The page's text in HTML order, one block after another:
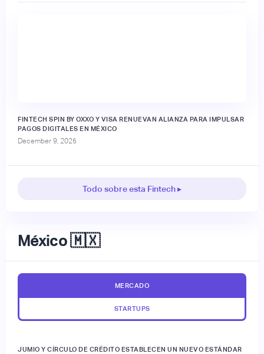
FINTECH SPIN BY OXXO Y VISA RENUEVAN ALIANZA PARA IMPULSAR
PAGOS DIGITALES EN MÉXICO
December 9, 2025
Todo sobre esta Fintech ▸
México 🇲🇽
MERCADO
STARTUPS
JUMIO Y CÍRCULO DE CRÉDITO ESTABLECEN UN NUEVO ESTÁNDAR